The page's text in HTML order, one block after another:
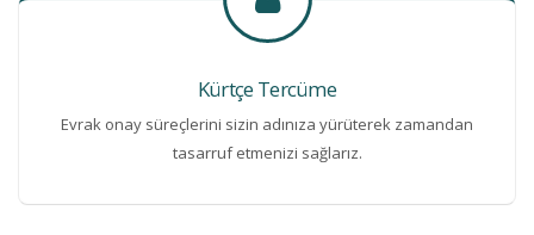
Kürtçe Tercüme
Evrak onay süreçlerini sizin adınıza yürüterek zamandan
tasarruf etmenizi sağlarız.